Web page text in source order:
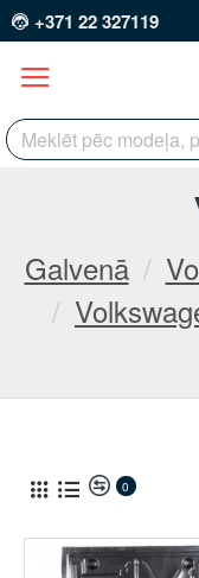
+371 22 327119
Galvenā
0